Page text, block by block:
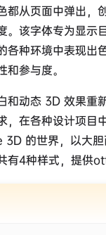
都从页面中弹出，
。该字体专为显示
各种环境中表现出
参与度。
和动态 3D 效果重
，在各种设计项目
3D 的世界，以大
有4种样式，提供